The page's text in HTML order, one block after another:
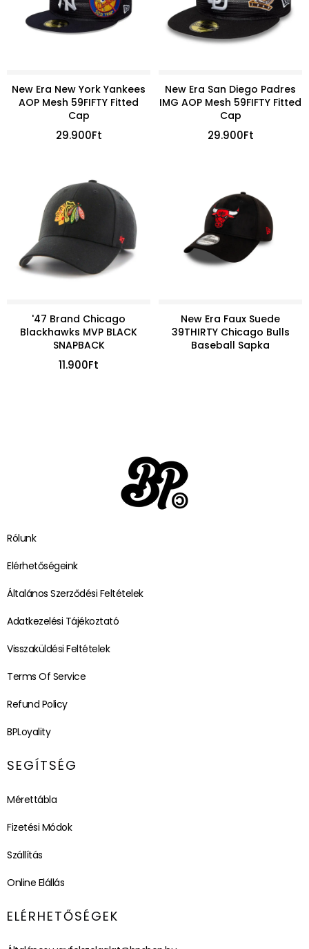
New Era New York Yankees
AOP Mesh 59FIFTY Fitted
Cap
29.900Ft
New Era San Diego Padres
IMG AOP Mesh 59FIFTY Fitted
Cap
29.900Ft
'47 Brand Chicago
Blackhawks MVP BLACK
SNAPBACK
11.900Ft
New Era Faux Suede
39THIRTY Chicago Bulls
Baseball Sapka
Rólunk
Elérhetőségeink
Általános Szerződési Feltételek
Adatkezelési Tájékoztató
Visszaküldési Feltételek
Terms Of Service
Refund Policy
BPLoyality
SEGÍTSÉG
Mérettábla
Fizetési Módok
Szállítás
Online Elállás
ELÉRHETŐSÉGEK